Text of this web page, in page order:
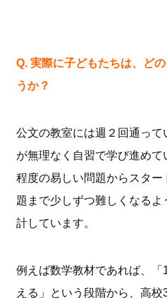
Q. 実際に子どもたちは、ど
うか？
公文の教室には週２回通っ
が無理なく自習で学び進め
程度の易しい問題からスタ
題まで少しずつ難しくなる
計しています。
例えば数学教材であれば、
える」という段階から、高校